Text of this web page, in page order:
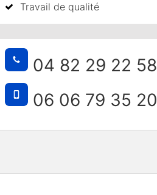
Travail de qualité
04 82 29 22 58
06 06 79 35 20